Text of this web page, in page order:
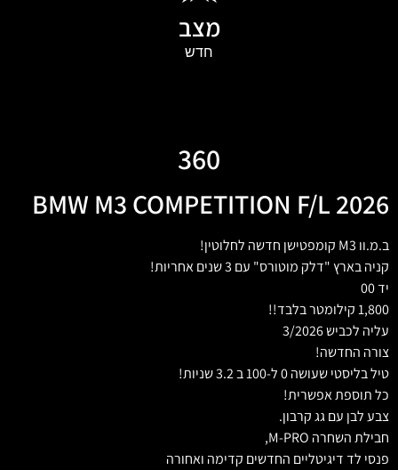
מצב
חדש
360
BMW M3 COMPETITION F/L 2026
ב.מ.וו M3 קומפטישן חדשה לחלוטין!
קניה בארץ "דלק מוטורס" עם 3 שנים אחריות!
יד 00
1,800 קילומטר בלבד!!
עליה לכביש 3/2026
צורה החדשה!
טיל בליסטי שעושה 0 ל-100 ב 3.2 שניות!
כל תוספת אפשרית!
צבע לבן עם גג קרבון.
חבילת השחרה M-PRO,
פנסי לד דיגיטליים החדשים קדימה ואחורה